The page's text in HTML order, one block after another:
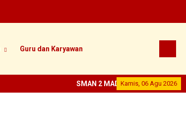
Guru dan Karyawan
Kamis, 06 Agu 2026
SMAN 2 MADIUN--SEKOLAH